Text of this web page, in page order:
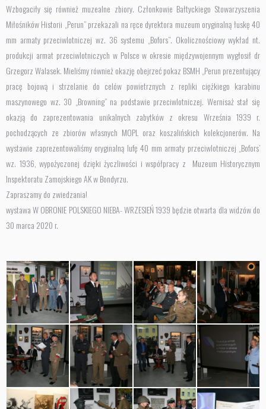
Wzbogaciły się również muzealne zbiory. Członkowie Bałtyckiego Stowarzyszenia
Miłośników Historii „Perun” przekazali na ręce dyrektora muzeum oryginalną łuskę 40
mm armaty przeciwlotniczej wz. 36 systemu „Bofors”. Okolicznościowy wykład nt.
produkcji armat przeciwlotniczych w Polsce w okresie międzywojennym wygłosił dr
Grzegorz Walasek. Mieliśmy również okazję obejrzeć pokaz BSMH „Perun prezentujący
pracę bojową i strzelanie do celów powietrznych z repliki ciężkiego karabinu
maszynowego wz. 30 „Browning” na podstawie przeciwlotniczej. Wernisaż stał się
okazją do zaprezentowania unikalnych zabytków z okresu Września 1939 r.
pochodzących ze zbiorów własnych MOPL oraz koszalińskich kolekcjonerów. Na
wystawie zaprezentowaliśmy oryginalną lufę 40 mm armaty przeciwlotniczej „Bofors’
wz. 1936, wypożyczonej dzięki życzliwości i współpracy z Muzeum Historycznym
Inspektoratu Zamojskiego AK w Bondyrzu.
Zapraszamy do zwiedzania!
wystawa W OBRONIE POLSKIEGO NIEBA- WRZESIEŃ 1939 będzie otwarta dla widzów do
30 marca 2020 r.